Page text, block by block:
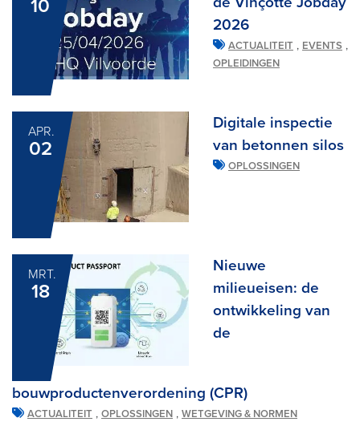
10
2026
ACTUALITEIT , EVENTS ,
OPLEIDINGEN
APR.
02
Digitale inspectie
van betonnen silos
OPLOSSINGEN
MRT.
18
Nieuwe
milieueisen: de
ontwikkeling van
de
bouwproductenverordening (CPR)
ACTUALITEIT , OPLOSSINGEN , WETGEVING & NORMEN